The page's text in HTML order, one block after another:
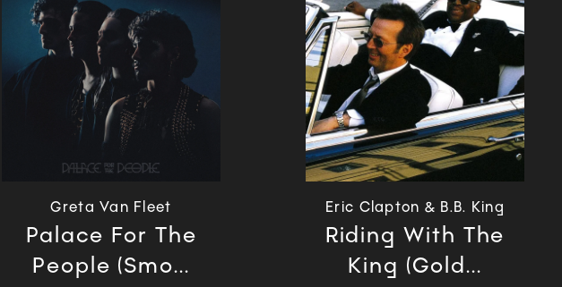
Greta Van Fleet
Palace For The
People (Smo...
Eric Clapton & B.B. King
Riding With The
King (Gold...